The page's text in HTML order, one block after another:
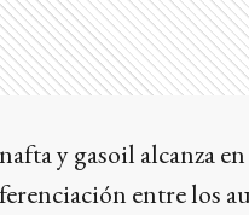
y gasoil alcanza
entre los